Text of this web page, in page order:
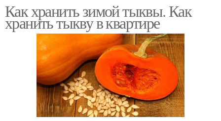
Как хранить зимой тыквы. Как
хранить тыкву в квартире